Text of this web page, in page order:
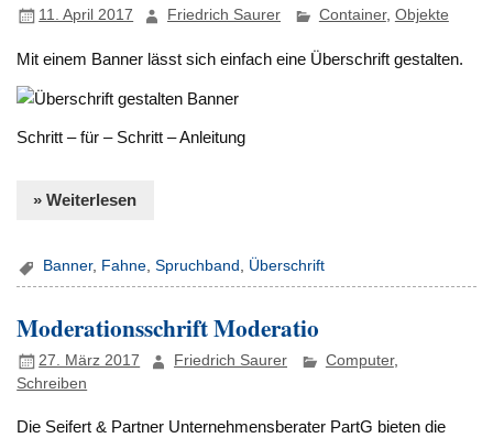
11. April 2017 Friedrich Saurer Container, Objekte
Mit einem Banner lässt sich einfach eine Überschrift gestalten.
Schritt – für – Schritt – Anleitung
» Weiterlesen
Banner, Fahne,Spruchband , Überschrift
Moderationsschrift Moderatio
27. März 2017 Friedrich Saurer Computer,
Schreiben
Die Seifert & Partner Unternehmensberater PartG bieten die